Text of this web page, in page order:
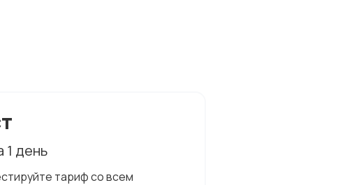
1 день
тариф со всем